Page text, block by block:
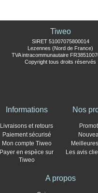
Tiweo
SIRET 51007075800014
Lezennes (Nord de France)
TVA intracommunautaire
Copyright tous droits réservés
Informations
Livraisons et retours
Paiement sécurisé
Mon compte Tiweo
Payer en espèce sur
Tiweo
Nos
Les avis
A propos